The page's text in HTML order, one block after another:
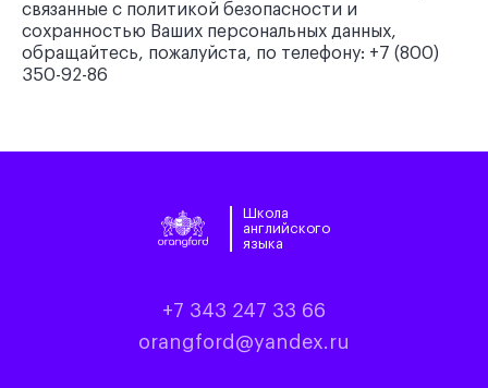
связанные с политикой безопасности и
сохранностью Ваших персональных данных,
обращайтесь, пожалуйста, по телефону: +7 (800)
350-92-86
Школа
английского
языка
+7 343 247 33 66
orangford@yandex.ru